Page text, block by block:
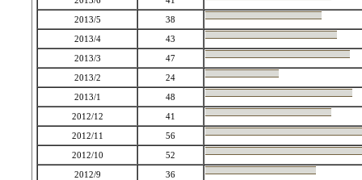
2013/5
38
2013/4
43
2013/3
47
2013/2
24
2013/1
48
2012/12
41
2012/11
56
2012/10
52
2012/9
36